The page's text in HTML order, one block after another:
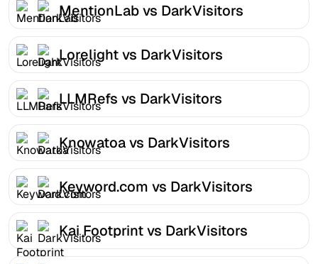
MentionLab vs DarkVisitors
Lorelight vs DarkVisitors
LLMRefs vs DarkVisitors
Knowatoa vs DarkVisitors
Keyword.com vs DarkVisitors
Kai Footprint vs DarkVisitors